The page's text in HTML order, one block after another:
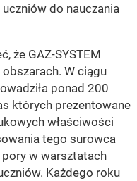
do nauczania
że GAZ-SYSTEM
W ciągu
ponad 200
których prezentowane
właściwości
tego surowca
pory w warsztatach
Każdego roku